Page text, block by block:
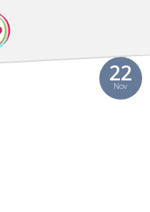
22
Nov